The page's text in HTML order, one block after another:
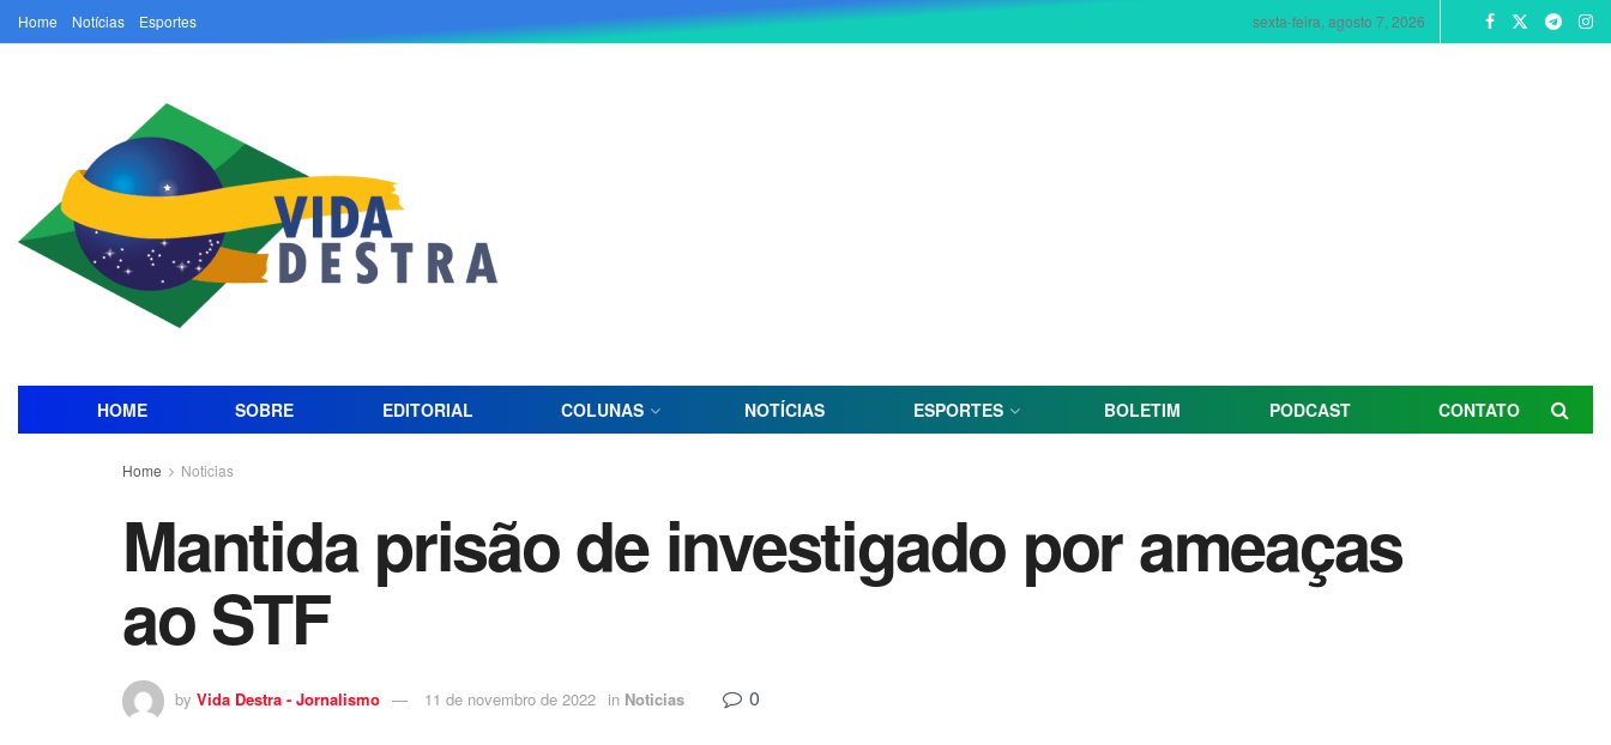
Home Notícias Esportes sexta-feira, agosto 7, 2026
HOME SOBRE EDITORIAL COLUNAS NOTÍCIAS ESPORTES BOLETIM PODCAST CONTATO
Home Noticias
Mantida prisão de investigado por ameaças
ao STF
by Vida Destra - Jornalismo 11 de novembro de 2022 in Noticias 0